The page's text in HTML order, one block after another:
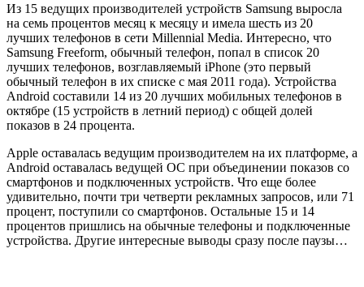
Из 15 ведущих производителей устройств Samsung выросла
на семь процентов месяц к месяцу и имела шесть из 20
лучших телефонов в сети Millennial Media. Интересно, что
Samsung Freeform, обычный телефон, попал в список 20
лучших телефонов, возглавляемый iPhone (это первый
обычный телефон в их списке с мая 2011 года). Устройства
Android составили 14 из 20 лучших мобильных телефонов в
октябре (15 устройств в летний период) с общей долей
показов в 24 процента.
Apple оставалась ведущим производителем на их платформе, а
Android оставалась ведущей ОС при объединении показов со
смартфонов и подключенных устройств. Что еще более
удивительно, почти три четверти рекламных запросов, или 71
процент, поступили со смартфонов. Остальные 15 и 14
процентов пришлись на обычные телефоны и подключенные
устройства. Другие интересные выводы сразу после паузы…